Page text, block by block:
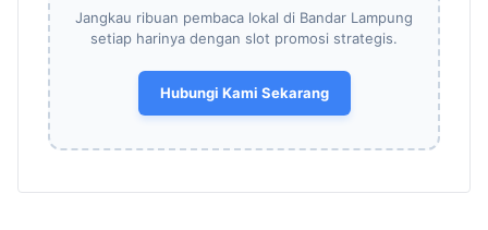
Jangkau ribuan pembaca lokal di Bandar Lampung
setiap harinya dengan slot promosi strategis.
Hubungi Kami Sekarang